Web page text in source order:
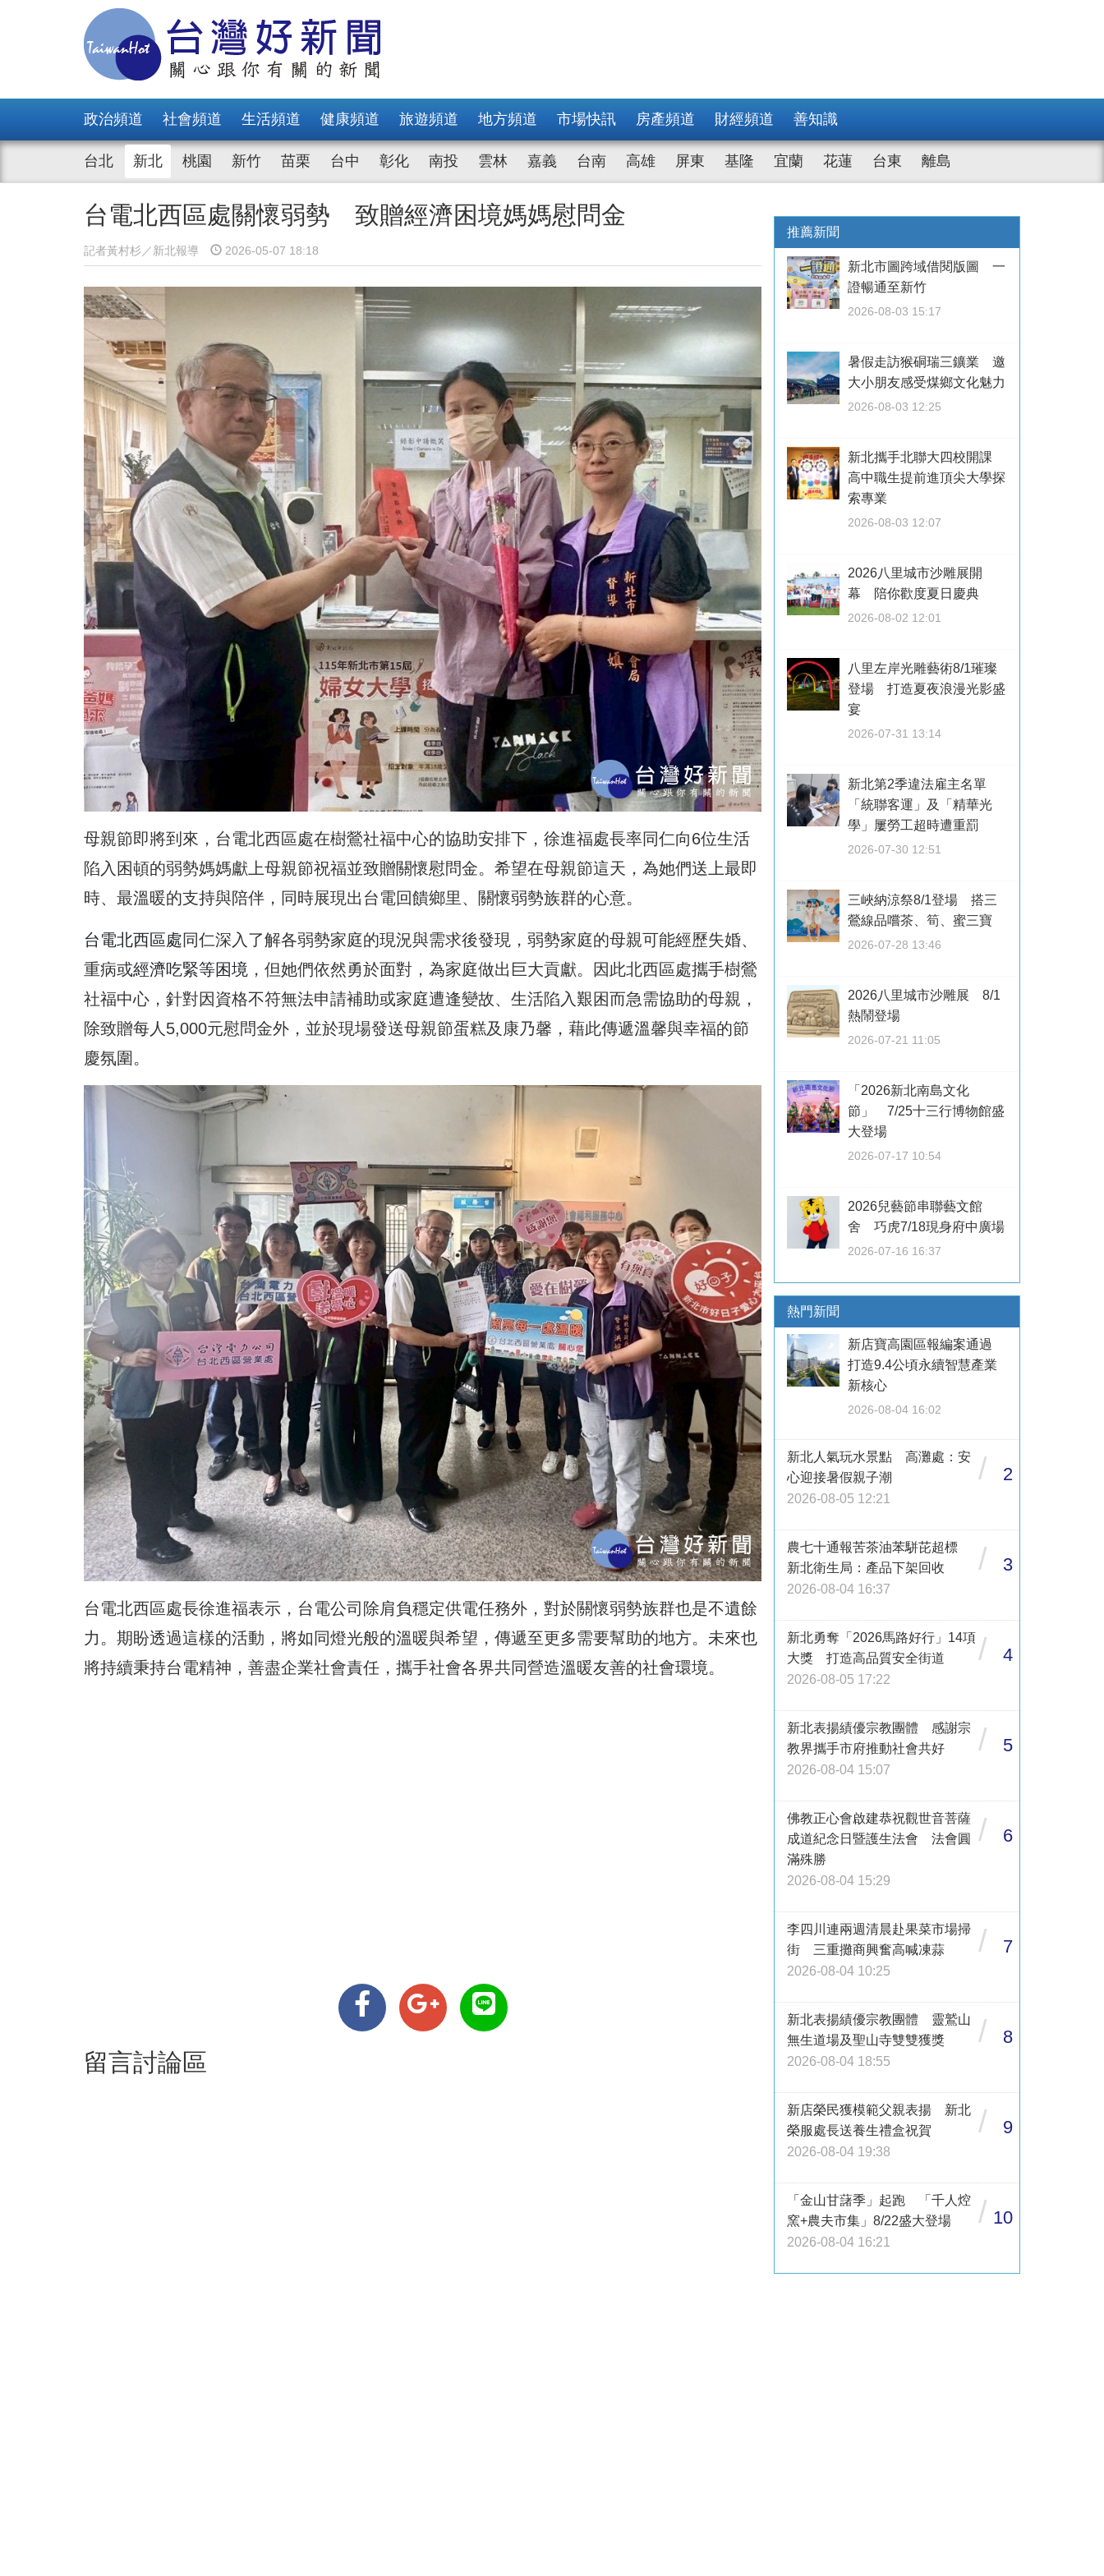
政治頻道 社會頻道 生活頻道 健康頻道 旅遊頻道 地方頻道 市場快訊 房產頻道 財經頻道 善知識
台北 新北 桃園 新竹 苗栗 台中 彰化 南投 雲林 嘉義 台南 高雄 屏東 基隆 宜蘭 花蓮 台東 離島
台電北西區處關懷弱勢 致贈經濟困境媽媽慰問金
記者黃村杉／新北報導 2026-05-07 18:18
母親節即將到來，台電北西區處在樹鶯社福中心的協助安排下，徐進福處長率同仁向6位生活
陷入困頓的弱勢媽媽獻上母親節祝福並致贈關懷慰問金。希望在母親節這天，為她們送上最即
時、最溫暖的支持與陪伴，同時展現出台電回饋鄉里、 關懷弱勢族群的心意。
台電北西區處同仁深入了解各弱勢家庭的現況與需求後發現，弱勢家庭的母親可能經歷失婚、
重病或經濟吃緊等困境 ，但她們依然勇於面對，為家庭做出巨大貢獻。因此北西區處攜手樹鶯
社福中心，針對因資格不符無法申請補助或家庭遭逢變故、生活陷入艱困而急需協助的母親，
除致贈每人5,000元慰問金外，並於現場發送母親節蛋糕及康乃馨，藉此傳遞溫馨與幸福的節
慶氛圍。
台電北西區處長徐進福表示，台電公司除肩負穩定供電任務外，對於關懷弱勢族群也是不遺餘
力。期盼透過這樣的活動，將如同燈光般的溫暖與希望，傳遞至更多需要幫助的地方。未來也
將持續秉持台電精神，善盡企業社會責任，攜手社會各界共同營造溫暖友善的社會環境。
留言討論區
推薦新聞
新北市圖跨域借閱版圖 一
證暢通至新竹
2026-08-03 15:17
暑假走訪猴硐瑞三鑛業 邀
大小朋友感受煤鄉文化魅力
2026-08-03 12:25
新北攜手北聯大四校開課
高中職生提前進頂尖大學探
索專業
2026-08-03 12:07
2026八里城市沙雕展開
幕 陪你歡度夏日慶典
2026-08-02 12:01
八里左岸光雕藝術8/1璀璨
登場 打造夏夜浪漫光影盛
宴
2026-07-31 13:14
新北第2季違法雇主名單
「統聯客運」及「精華光
學」屢勞工超時遭重罰
2026-07-30 12:51
三峽納涼祭8/1登場 搭三
鶯線品嚐茶、筍、蜜三寶
2026-07-28 13:46
2026八里城市沙雕展 8/1
熱鬧登場
2026-07-21 11:05
「2026新北南島文化
節」 7/25十三行博物館盛
大登場
2026-07-17 10:54
2026兒藝節串聯藝文館
舍 巧虎7/18現身府中廣場
2026-07-16 16:37
熱門新聞
新店寶高園區報編案通過
打造9.4公頃永續智慧產業
新核心
2026-08-04 16:02
新北人氣玩水景點 高灘處：安
心迎接暑假親子潮
2026-08-05 12:21
/ 2
農七十通報苦茶油苯駢芘超標
新北衛生局：產品下架回收
2026-08-04 16:37
/ 3
新北勇奪「2026馬路好行」14項
大獎 打造高品質安全街道
2026-08-05 17:22
/ 4
新北表揚績優宗教團體 感謝宗
教界攜手市府推動社會共好
2026-08-04 15:07
/ 5
佛教正心會啟建恭祝觀世音菩薩
成道紀念日暨護生法會 法會圓
滿殊勝
2026-08-04 15:29
/ 6
李四川連兩週清晨赴果菜市場掃
街 三重攤商興奮高喊凍蒜
2026-08-04 10:25
/ 7
新北表揚績優宗教團體 靈鷲山
無生道場及聖山寺雙雙獲獎
2026-08-04 18:55
/ 8
新店榮民獲模範父親表揚 新北
榮服處長送養生禮盒祝賀
2026-08-04 19:38
/ 9
「金山甘藷季」起跑 「千人焢
窯+農夫市集」8/22盛大登場
2026-08-04 16:21
/ 10